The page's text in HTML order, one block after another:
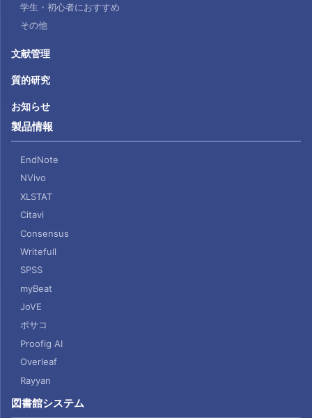
学生・初心者におすすめ
その他
文献管理
質的研究
お知らせ
製品情報
EndNote
NVivo
XLSTAT
Citavi
Consensus
Writefull
SPSS
myBeat
JoVE
ポサコ
Proofig AI
Overleaf
Rayyan
図書館システム